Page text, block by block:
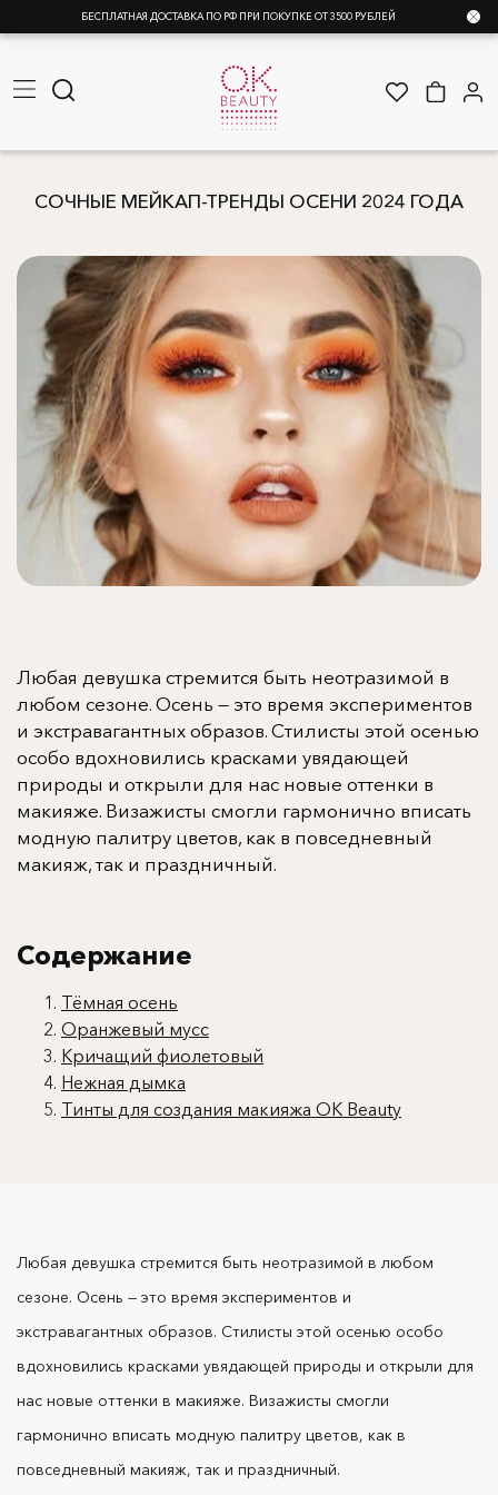
БЕСПЛАТНАЯ ДОСТАВКА ПО РФ ПРИ ПОКУПКЕ ОТ 3500 РУБЛЕЙ
СОЧНЫЕ МЕЙКАП-ТРЕНДЫ ОСЕНИ 2024 ГОДА
Любая девушка стремится быть неотразимой в
любом сезоне. Осень — это время экспериментов
и экстравагантных образов. Стилисты этой осенью
особо вдохновились красками увядающей
природы и открыли для нас новые оттенки в
макияже. Визажисты смогли гармонично вписать
модную палитру цветов, как в повседневный
макияж, так и праздничный.
Содержание
Тёмная осень
Оранжевый мусс
Кричащий фиолетовый
Нежная дымка
Тинты для создания макияжа OK Beauty
https://pinterest.ru
Тренд на темные губы с прошлого сезона
перекачивал в 2024 год уверенными шагами.
Визажисты советуют нам делать акцент на пухлых
и безумно аппетитных губах. Даже если вы
девушка у которой не хватает объема или вам не
Любая девушка стремится быть неотразимой в любом
сезоне. Осень — это время экспериментов и
экстравагантных образов. Стилисты этой осенью особо
вдохновились красками увядающей природы и открыли для
нас новые оттенки в макияже. Визажисты смогли
гармонично вписать модную палитру цветов, как в
повседневный макияж, так и праздничный.